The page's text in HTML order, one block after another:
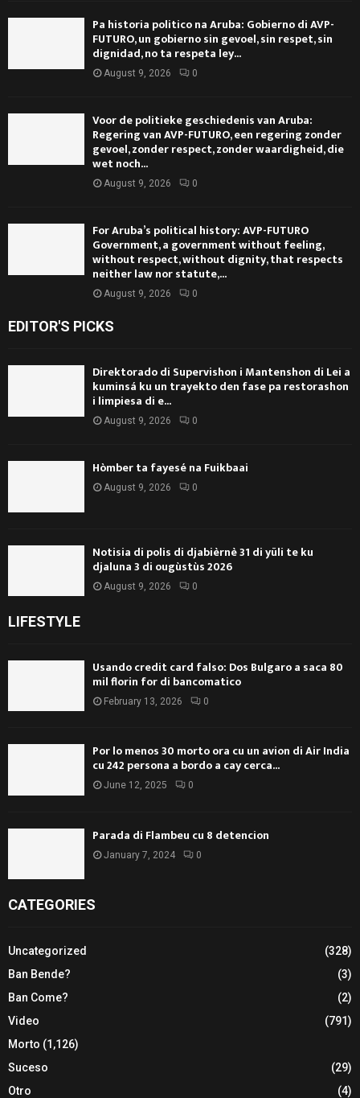
Pa historia politico na Aruba: Gobierno di AVP-
FUTURO, un gobierno sin gevoel, sin respet, sin
dignidad, no ta respeta ley...
August 9, 2026 0
Voor de politieke geschiedenis van Aruba:
Regering van AVP-FUTURO, een regering zonder
gevoel, zonder respect, zonder waardigheid, die
wet noch...
August 9, 2026 0
For Aruba’s political history: AVP-FUTURO
Government, a government without feeling,
without respect, without dignity, that respects
neither law nor statute,...
August 9, 2026 0
EDITOR'S PICKS
Direktorado di Supervishon i Mantenshon di Lei a
kuminsá ku un trayekto den fase pa restorashon
i limpiesa di e...
August 9, 2026 0
Hòmber ta fayesé na Fuikbaai
August 9, 2026 0
Notisia di polis di djabièrnè 31 di yüli te ku
djaluna 3 di ougùstùs 2026
August 9, 2026 0
LIFESTYLE
Usando credit card falso: Dos Bulgaro a saca 80
mil florin for di bancomatico
February 13, 2026 0
Por lo menos 30 morto ora cu un avion di Air India
cu 242 persona a bordo a cay cerca...
June 12, 2025 0
Parada di Flambeu cu 8 detencion
January 7, 2024 0
CATEGORIES
Uncategorized
(328)
Ban Bende?
(3)
Ban Come?
(2)
Video
(791)
Morto (1,126)
Suceso
(29)
Otro
(4)